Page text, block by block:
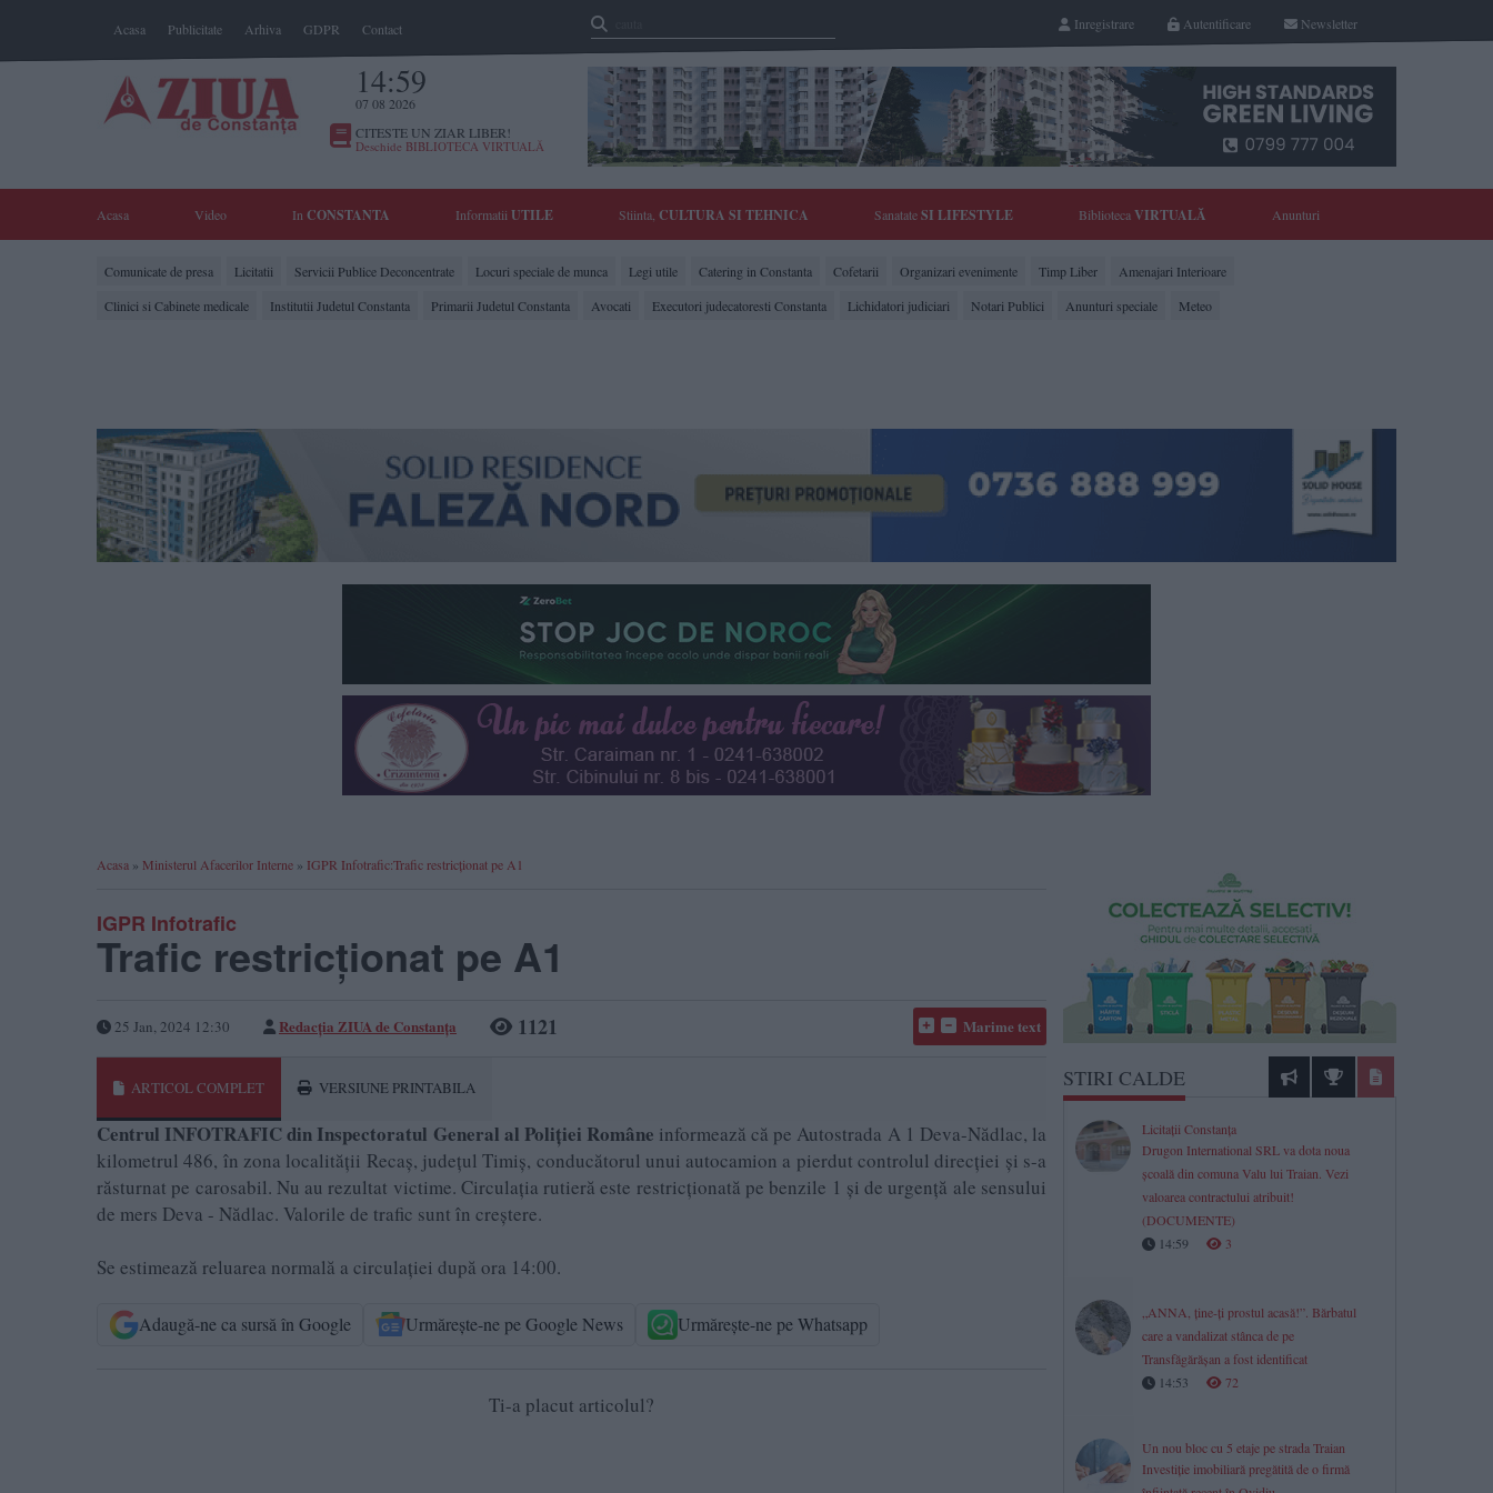
Acasa Publicitate Arhiva GDPR Contact Newsletter
Autentificare
Inregistrare
14:59
07 08 2026
CITESTE UN ZIAR LIBER!
Deschide BIBLIOTECA VIRTUALĂ
Acasa Video In CONSTANTA Informatii UTILE Stiinta, CULTURA SI TEHNICA SanatateSI LIFESTYLE BibliotecaVIRTUALĂ Anunturi
Comunicate de presa Licitatii Servicii Publice Deconcentrate Locuri speciale de munca Legi utile Catering in Constanta Cofetarii Organizari evenimente Timp Liber
Amenajari Interioare
Clinici si Cabinete medicale
Institutii Judetul Constanta Primarii Judetul Constanta Avocati Executori judecatoresti Constanta Lichidatori judiciari Notari Publici Anunturi speciale Meteo
Acasa » Ministerul Afacerilor Interne » IGPR Infotrafic:Trafic restricționat pe A1
IGPR Infotrafic
Trafic restricționat pe A1
25 Jan, 2024 12:30 Redacția ZIUA de Constanța 1121 Marime text
ARTICOL COMPLET VERSIUNE PRINTABILA
Centrul INFOTRAFIC din Inspectoratul General al Poliției Române informează că pe Autostrada A 1 Deva-Nădlac, la
kilometrul 486, în zona localității Recaș, județul Timiș, conducătorul unui autocamion a pierdut controlul direcției și s-a
răsturnat pe carosabil. Nu au rezultat victime. Circulația rutieră este restricționată pe benzile 1 și de urgență ale sensului
de mers Deva - Nădlac. Valorile de trafic sunt în creștere.
Se estimează reluarea normală a circulației după ora 14:00.
Adaugă-ne ca sursă în Google Urmărește-ne pe Google News Urmărește-ne pe Whatsapp
Ti-a placut articolul?
STIRI CALDE
Licitații Constanța
Drugon International SRL va dota noua
școală din comuna Valu lui Traian. Vezi
valoarea contractului atribuit!
(DOCUMENTE)
14:59
3
„ANNA, ține-ți prostul acasă!”. Bărbatul
care a vandalizat stânca de pe
Transfăgărășan a fost identificat
14:53
72
Un nou bloc cu 5 etaje pe strada Traian
Investiție imobiliară pregătită de o firmă